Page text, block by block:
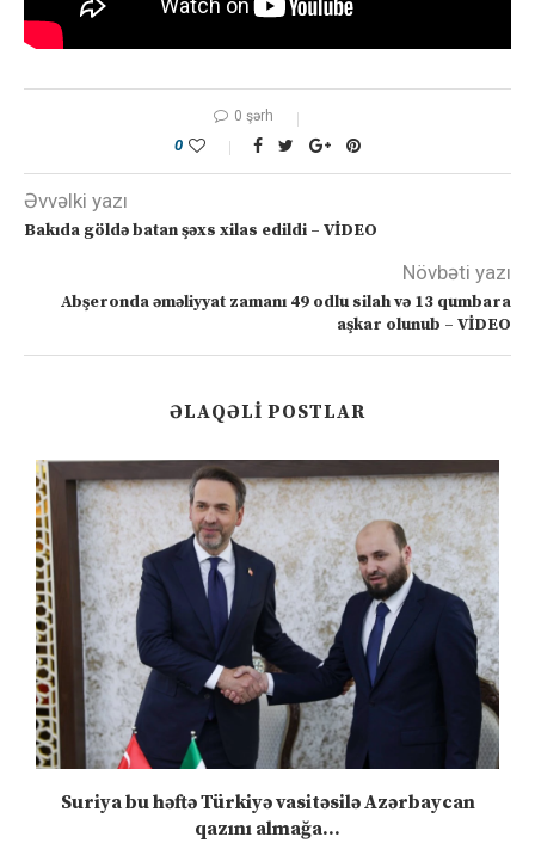
0 şərh
0
Əvvəlki yazı
Bakıda göldə batan şəxs xilas edildi – VİDEO
Növbəti yazı
Abşeronda əməliyyat zamanı 49 odlu silah və 13 qumbara
aşkar olunub – VİDEO
ƏLAQƏLI POSTLAR
Suriya bu həftə Türkiyə vasitəsilə Azərbaycan
qazını almağa...